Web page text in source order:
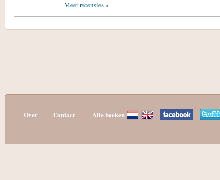
Meer recensies »
Over Contact Alle boeken